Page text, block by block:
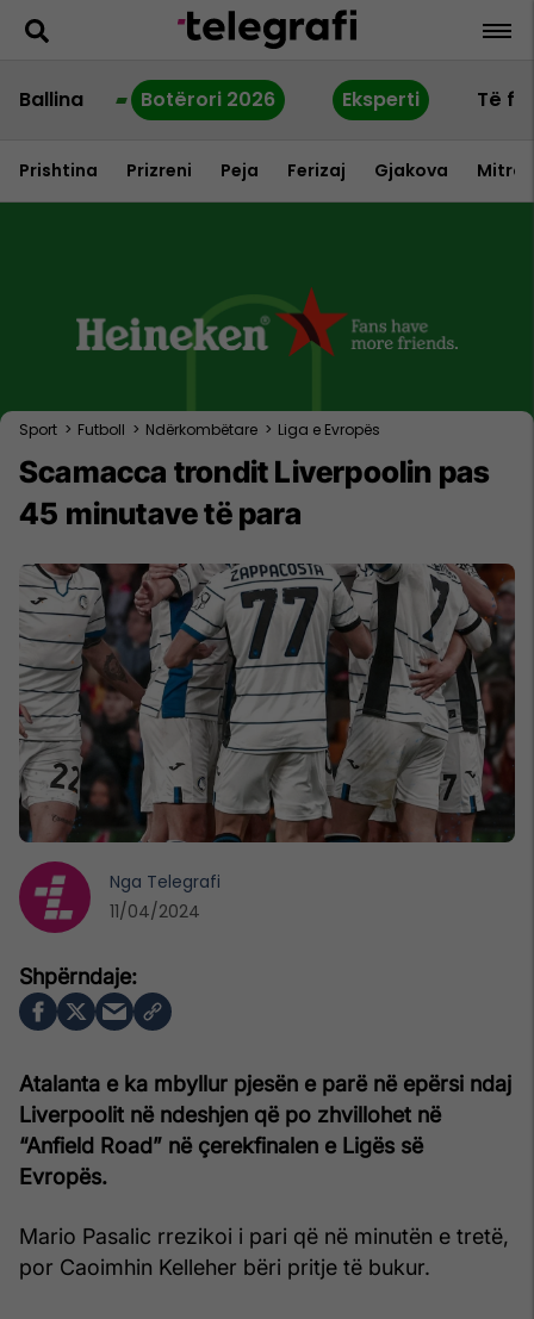
Ballina Botërori 2026 Eksperti Të
Prishtina Prizreni Peja Ferizaj Gjakova
Sport > Futboll > Ndërkombëtare > Liga e Evropës
Scamacca trondit Liverpoolin pas
45 minutave të para
Atalanta e ka mbyllur pjesën e parë në epërsi ndaj
Liverpoolit në ndeshjen që po zhvillohet në
“Anfield Road” në çerekfinalen e Ligës së
Evropës.
Mario Pasalic rrezikoi i pari që në minutën e tretë,
por Caoimhin Kelleher bëri pritje të bukur.
Nga Telegrafi
11/04/2024